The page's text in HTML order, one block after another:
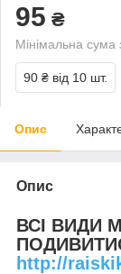
95 ₴
Мінімальна
90 ₴ від 10 шт.
Опис
Опис
ВСІ ВИДИ
http://